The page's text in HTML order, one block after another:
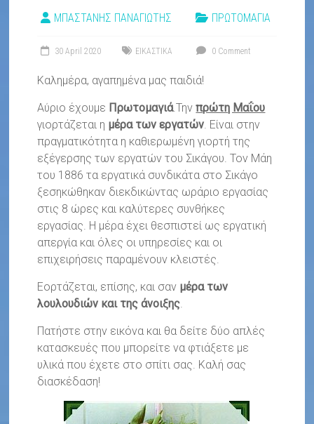
ΑΓΙΟΥ
ΙΩΑΝΝΗ
ΜΠΑΣΤΑΝΗΣ ΠΑΝΑΓΙΩΤΗΣ ΠΡΩΤΟΜΑΓΙΑ
30 April 2020 ΕΙΚΑΣΤΙΚΑ 0 Comment
Καλημέρα, αγαπημένα μας παιδιά!
Αύριο έχουμε Πρωτομαγιά.Τηνπρώτη Μαΐου
γιορτάζεται η μέρα των εργατών. Είναι στην
πραγματικότητα η καθιερωμένη γιορτή της
εξέγερσης των εργατών του Σικάγου. Τον Μάη
του 1886 τα εργατικά συνδικάτα στο Σικάγο
ξεσηκώθηκαν διεκδικώντας ωράριο εργασίας
στις 8 ώρες και καλύτερες συνθήκες
εργασίας. Η μέρα έχει θεσπιστεί ως εργατική
απεργία και όλες οι υπηρεσίες και οι
επιχειρήσεις παραμένουν κλειστές.
Εορτάζεται, επίσης, και σαν μέρα των
λουλουδιών και της άνοιξης.
Πατήστε στην εικόνα και θα δείτε δύο απλές
κατασκευές που μπορείτε να φτιάξετε με
υλικά που έχετε στο σπίτι σας. Καλή σας
διασκέδαση!